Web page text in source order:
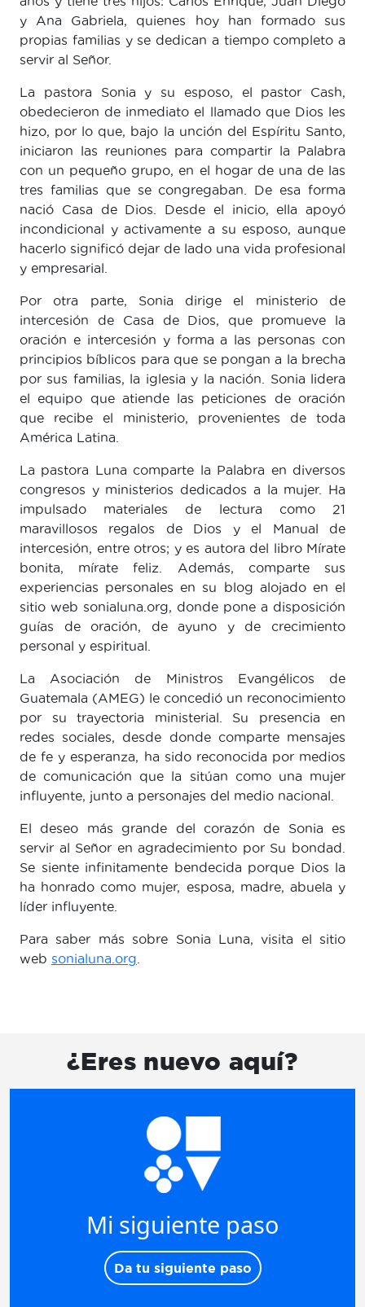
y Ana Gabriela, quienes hoy han formado sus
propias familias y se dedican a tiempo completo a
servir al Señor.
La pastora Sonia y su esposo, el pastor Cash,
obedecieron de inmediato el llamado que Dios les
hizo, por lo que, bajo la unción del Espíritu Santo,
iniciaron las reuniones para compartir la Palabra
con un pequeño grupo, en el hogar de una de las
tres familias que se congregaban. De esa forma
nació Casa de Dios. Desde el inicio, ella apoyó
incondicional y activamente a su esposo, aunque
hacerlo significó dejar de lado una vida profesional
y empresarial.
Por otra parte, Sonia dirige el ministerio de
intercesión de Casa de Dios, que promueve la
oración e intercesión y forma a las personas con
principios bíblicos para que se pongan a la brecha
por sus familias, la iglesia y la nación. Sonia lidera
el equipo que atiende las peticiones de oración
que recibe el ministerio, provenientes de toda
América Latina.
La pastora Luna comparte la Palabra en diversos
congresos y ministerios dedicados a la mujer. Ha
impulsado materiales de lectura como 21
maravillosos regalos de Dios y el Manual de
intercesión, entre otros; y es autora del libro Mírate
bonita, mírate feliz. Además, comparte sus
experiencias personales en su blog alojado en el
sitio web sonialuna.org, donde pone a disposición
guías de oración, de ayuno y de crecimiento
personal y espiritual.
La Asociación de Ministros Evangélicos de
Guatemala (AMEG) le concedió un reconocimiento
por su trayectoria ministerial. Su presencia en
redes sociales, desde donde comparte mensajes
de fe y esperanza, ha sido reconocida por medios
de comunicación que la sitúan como una mujer
influyente, junto a personajes del medio nacional.
El deseo más grande del corazón de Sonia es
servir al Señor en agradecimiento por Su bondad.
Se siente infinitamente bendecida porque Dios la
ha honrado como mujer, esposa, madre, abuela y
líder influyente.
Para saber más sobre Sonia Luna, visita el sitio
web sonialuna.org
¿Eres nuevo aquí?
Mi siguiente paso
Da tu siguiente paso